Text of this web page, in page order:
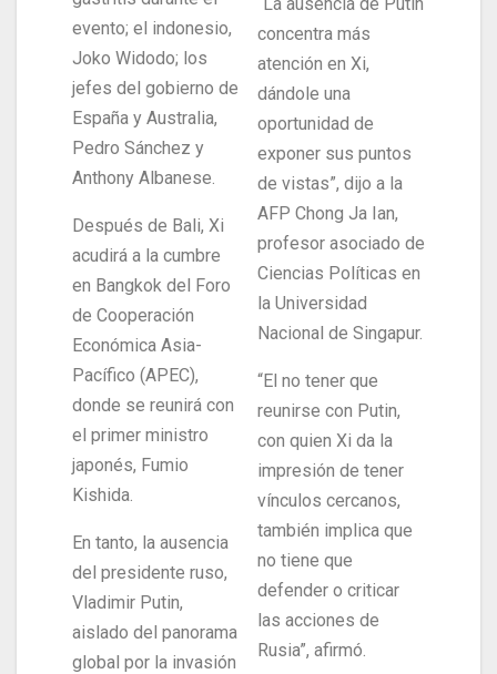
evento; el indonesio,
Joko Widodo; los
jefes del gobierno de
España y Australia,
Pedro Sánchez y
Anthony Albanese.
Después de Bali, Xi
acudirá a la cumbre
en Bangkok del Foro
de Cooperación
Económica Asia-
Pacífico (APEC),
donde se reunirá con
el primer ministro
japonés, Fumio
Kishida.
En tanto, la ausencia
del presidente ruso,
Vladimir Putin,
aislado del panorama
global por la invasión
concentra más
atención en Xi,
dándole una
oportunidad de
exponer sus puntos
de vistas”, dijo a la
AFP Chong Ja Ian,
profesor asociado de
Ciencias Políticas en
la Universidad
Nacional de Singapur.
“El no tener que
reunirse con Putin,
con quien Xi da la
impresión de tener
vínculos cercanos,
también implica que
no tiene que
defender o criticar
las acciones de
Rusia”, afirmó.